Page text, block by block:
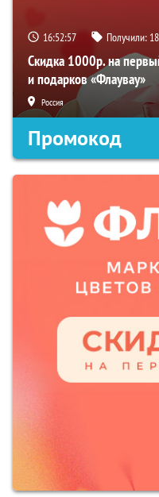
16:52:57 Получили: 18
Скидка 1000р. на
и подарков «Флаувау»
Россия
Промокод